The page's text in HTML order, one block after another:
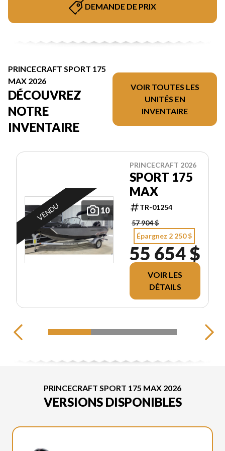
DEMANDE DE PRIX
PRINCECRAFT SPORT 175
MAX 2026
DÉCOUVREZ
NOTRE
INVENTAIRE
VOIR TOUTES LES
UNITÉS EN
INVENTAIRE
10
VENDU
PRINCECRAFT 2026
SPORT 175
MAX
TR-01254
57 904 $
Épargnez 2 250 $
55 654 $
VOIR LES
DÉTAILS
PRINCECRAFT SPORT 175 MAX 2026
VERSIONS DISPONIBLES